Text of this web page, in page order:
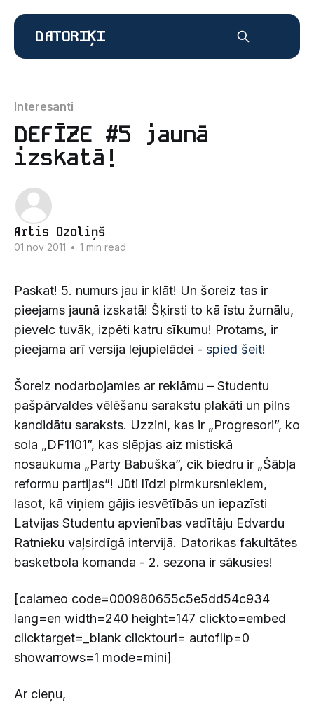
DATORIĶI
Interesanti
DEFĪZE #5 jaunā
izskatā!
Artis Ozoliņš
01 nov 2011 • 1 min read
Paskat! 5. numurs jau ir klāt! Un šoreiz tas ir
pieejams jaunā izskatā! Šķirsti to kā īstu žurnālu,
pievelc tuvāk, izpēti katru sīkumu! Protams, ir
pieejama arī versija lejupielādei - spied šeit!
Šoreiz nodarbojamies ar reklāmu – Studentu
pašpārvaldes vēlēšanu sarakstu plakāti un pilns
kandidātu saraksts. Uzzini, kas ir „Progresori”, ko
sola „DF1101”, kas slēpjas aiz mistiskā
nosaukuma „Party Babuška”, cik biedru ir „Šābļa
reformu partijas”! Jūti līdzi pirmkursniekiem,
lasot, kā viņiem gājis iesvētībās un iepazīsti
Latvijas Studentu apvienības vadītāju Edvardu
Ratnieku vaļsirdīgā intervijā. Datorikas fakultātes
basketbola komanda - 2. sezona ir sākusies!
[calameo code=000980655c5e5dd54c934
lang=en width=240 height=147 clickto=embed
clicktarget=_blank clicktourl= autoflip=0
showarrows=1 mode=mini]
Ar cieņu,